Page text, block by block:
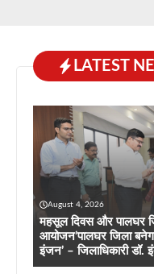
LATEST
August 4, 2026
महसूल दिवस और पालघर
आयोजन’पालघर जिला
इंजन’ – जिलाधिकारी डॉ.